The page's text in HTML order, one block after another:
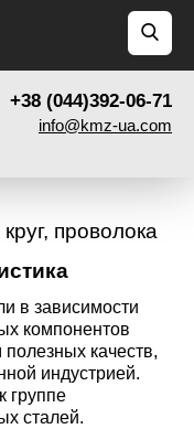
+38 (044)392-06-71
info@kmz-ua.com
проволока
в зависимости
компонентов
качеств,
индустрией.
группе
сталей.